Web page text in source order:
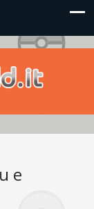
e Nintendo
e